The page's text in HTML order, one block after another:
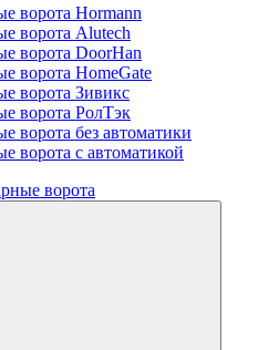
ворота Hormann
ворота Alutech
ворота DoorHan
ворота HomeGate
ворота Зивикс
ворота РолТэк
ворота без автоматики
ворота с автоматикой
ворота